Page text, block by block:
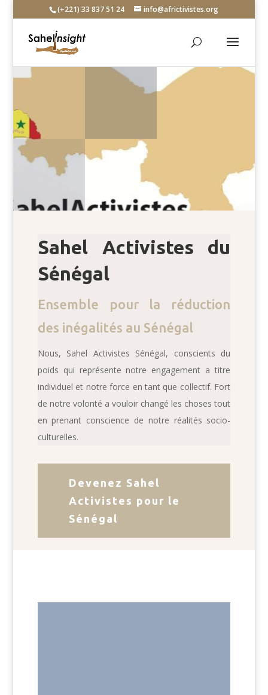
(+221) 33 837 51 24 info@africtivistes.org
Sahel Activistes du
Sénégal
Ensemble pour la réduction
des inégalités au Sénégal
Nous, Sahel Activistes Sénégal, conscients du
poids qui représente notre engagement a titre
individuel et notre force en tant que collectif. Fort
de notre volonté a vouloir changé les choses tout
en prenant conscience de notre réalités socio-
culturelles.
Devenez Sahel
Activistes pour le
Sénégal